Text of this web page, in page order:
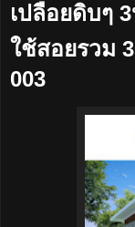
เปลือยดิบๆ
ใช้สอยรวม
003